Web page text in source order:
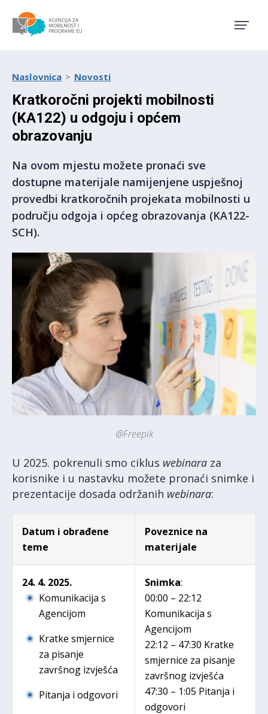
Naslovnica Novosti
Kratkoročni projekti mobilnosti
(KA122) u odgoju i općem
obrazovanju
Na ovom mjestu možete pronaći sve
dostupne materijale namijenjene uspješnoj
provedbi kratkoročnih projekata mobilnosti u
području odgoja i općeg obrazovanja (KA122-
SCH).
@Freepik
U 2025. pokrenuli smo ciklus webinara za
korisnike i u nastavku možete pronaći snimke i
prezentacije dosada održanih webinara:
Datum i obrađene
teme
Poveznice na
materijale
24. 4. 2025.
Komunikacija s
Agencijom
Kratke smjernice
za pisanje
završnog izvješća
Pitanja i odgovori
Snimka:
00:00 – 22:12
Komunikacija s
Agencijom
22:12 – 47:30 Kratke
smjernice za pisanje
završnog izvješća
47:30 – 1:05 Pitanja i
odgovori